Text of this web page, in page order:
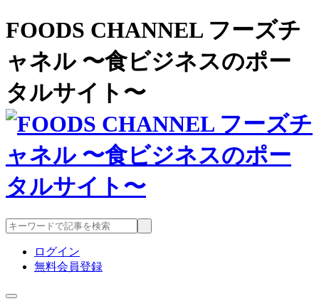
FOODS CHANNEL フーズチ
ャネル 〜食ビジネスのポー
タルサイト〜
ログイン
無料会員登録